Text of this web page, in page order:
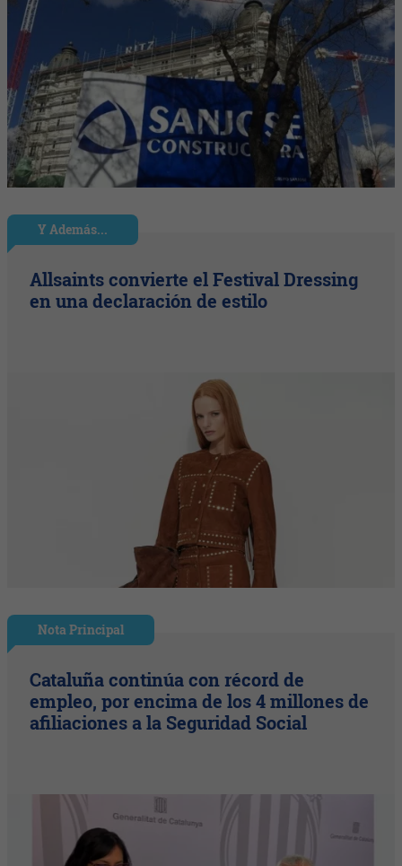
Y Además...
Allsaints convierte el Festival Dressing
en una declaración de estilo
Nota Principal
Cataluña continúa con récord de
empleo, por encima de los 4 millones de
afiliaciones a la Seguridad Social